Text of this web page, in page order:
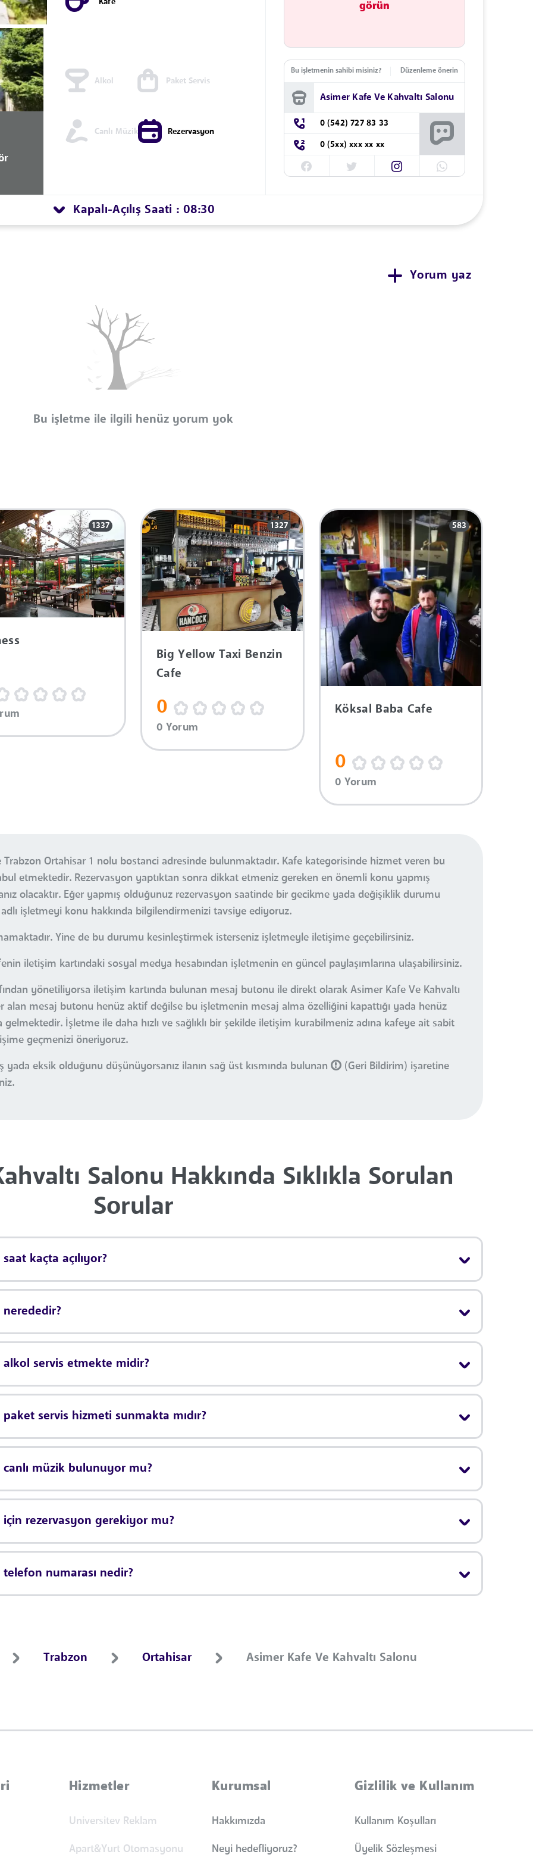
Alkol Paket Servis
Canlı Müzik Rezervasyon
görün
Bu işletmenin sahibi misiniz? Düzenleme önerin
Asimer Kafe Ve Kahvaltı Salonu
0 (542) 727 83 33
0 (5xx) xxx xx xx
Kapalı-Açılış Saati : 08:30
Yorum yaz
Bu işletme ile ilgili henüz yorum yok
1337 1327
Big Yellow Taxi Benzin
Cafe
0
0 Yorum
583
Köksal Baba Cafe
0
0 Yorum
Trabzon Ortahisar 1 nolu bostanci adresinde bulunmaktadır. Kafe kategorisinde hizmet veren bu
etmektedir. Rezervasyon yaptıktan sonra dikkat etmeniz gereken en önemli konu yapmış
olacaktır. Eğer yapmış olduğunuz rezervasyon saatinde bir gecikme yada değişiklik durumu
işletmeyi konu hakkında bilgilendirmenizi tavsiye ediyoruz.
Yine de bu durumu kesinleştirmek isterseniz işletmeyle iletişime geçebilirsiniz.
iletişim kartındaki sosyal medya hesabından işletmenin en güncel paylaşımlarına ulaşabilirsiniz.
yönetiliyorsa iletişim kartında bulunan mesaj butonu ile direkt olarak Asimer Kafe Ve Kahvaltı
alan mesaj butonu henüz aktif değilse bu işletmenin mesaj alma özelliğini kapattığı yada henüz
İşletme ile daha hızlı ve sağlıklı bir şekilde iletişim kurabilmeniz adına kafeye ait sabit
geçmenizi öneriyoruz.
eksik olduğunu düşünüyorsanız ilanın sağ üst kısmında bulunan
(Geri Bildirim) işaretine
Salonu Hakkında Sıklıkla Sorulan
Sorular
kaçta açılıyor?
nerededir?
alkol servis etmekte midir?
servis hizmeti sunmakta mıdır?
canlı müzik bulunuyor mu?
için rezervasyon gerekiyor mu?
telefon numarası nedir?
Trabzon Ortahisar Asimer Kafe Ve Kahvaltı Salonu
Hizmetler
Universitev Reklam
Apart&Yurt Otomasyonu
Kurumsal
Hakkımızda
Neyi hedefliyoruz?
Gizlilik ve Kullanım
Kullanım Koşulları
Üyelik Sözleşmesi